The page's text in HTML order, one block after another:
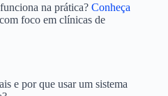
na prática? Conheça
foco em clínicas de
e por que usar um sistema